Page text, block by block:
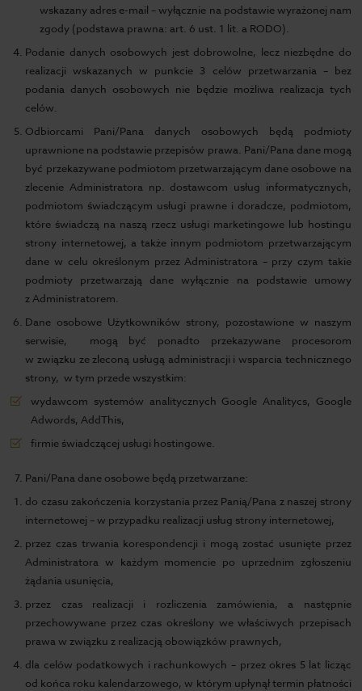
wskazany adres e-mail – wyłącznie na podstawie wyrażonej nam
zgody (podstawa prawna: art. 6 ust. 1 lit. a RODO).
Podanie danych osobowych jest dobrowolne, lecz niezbędne do
realizacji wskazanych w punkcie 3 celów przetwarzania – bez
podania danych osobowych nie będzie możliwa realizacja tych
celów.
Odbiorcami Pani/Pana danych osobowych będą podmioty
uprawnione na podstawie przepisów prawa. Pani/Pana dane mogą
być przekazywane podmiotom przetwarzającym dane osobowe na
zlecenie Administratora np. dostawcom usług informatycznych,
podmiotom świadczącym usługi prawne i doradcze, podmiotom,
które świadczą na naszą rzecz usługi marketingowe lub hostingu
strony internetowej, a także innym podmiotom przetwarzającym
dane w celu określonym przez Administratora – przy czym takie
podmioty przetwarzają dane wyłącznie na podstawie umowy
z Administratorem.
Dane osobowe Użytkowników strony, pozostawione w naszym
serwisie, mogą być ponadto przekazywane procesorom
w związku ze zleconą usługą administracji i wsparcia technicznego
strony, w tym przede wszystkim:
wydawcom systemów analitycznych Google Analitycs, Google
Adwords, AddThis,
firmie świadczącej usługi hostingowe.
Pani/Pana dane osobowe będą przetwarzane:
do czasu zakończenia korzystania przez Panią/Pana z naszej strony
internetowej – w przypadku realizacji usług strony internetowej,
przez czas trwania korespondencji i mogą zostać usunięte przez
Administratora w każdym momencie po uprzednim zgłoszeniu
żądania usunięcia,
przez czas realizacji i rozliczenia zamówienia, a następnie
przechowywane przez czas określony we właściwych przepisach
prawa w związku z realizacją obowiązków prawnych,
dla celów podatkowych i rachunkowych – przez okres 5 lat licząc
od końca roku kalendarzowego, w którym upłynął termin płatności